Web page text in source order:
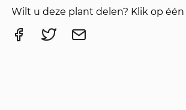
Wilt u deze plant delen? Klik op